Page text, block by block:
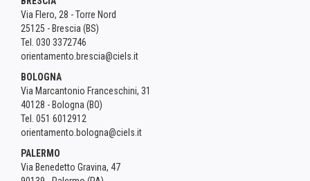
Via Flero, 28 - Torre Nord
25125 - Brescia (BS)
Tel. 030 3372746
orientamento.brescia@ciels.it
BOLOGNA
Via Marcantonio Franceschini, 31
40128 - Bologna (BO)
Tel. 051 6012912
orientamento.bologna@ciels.it
PALERMO
Via Benedetto Gravina, 47